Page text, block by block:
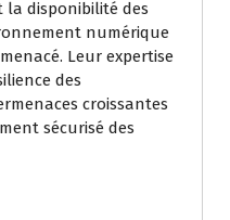
la disponibilité des
numérique
Leur expertise
des
croissantes
sécurisé des